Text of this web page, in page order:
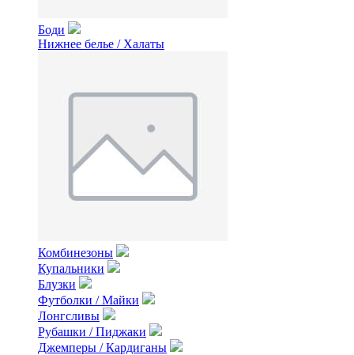
Боди
Нижнее белье / Халаты
Комбинезоны
Купальники
Блузки
Футболки / Майки
Лонгсливы
Рубашки / Пиджаки
Джемперы / Кардиганы